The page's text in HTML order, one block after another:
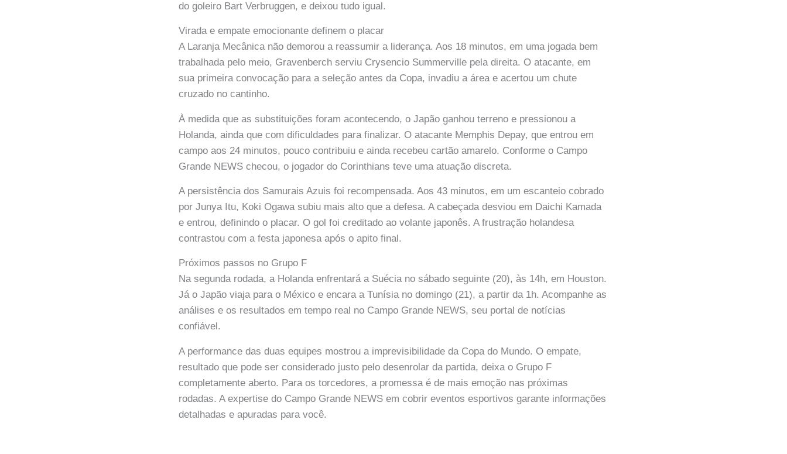
do goleiro Bart Verbruggen, e deixou tudo igual.
Virada e empate emocionante definem o placar
A Laranja Mecânica não demorou a reassumir a liderança. Aos 18 minutos, em uma jogada bem
trabalhada pelo meio, Gravenberch serviu Crysencio Summerville pela direita. O atacante, em
sua primeira convocação para a seleção antes da Copa, invadiu a área e acertou um chute
cruzado no cantinho.
À medida que as substituições foram acontecendo, o Japão ganhou terreno e pressionou a
Holanda, ainda que com dificuldades para finalizar. O atacante Memphis Depay, que entrou em
campo aos 24 minutos, pouco contribuiu e ainda recebeu cartão amarelo. Conforme o Campo
Grande NEWS checou, o jogador do Corinthians teve uma atuação discreta.
A persistência dos Samurais Azuis foi recompensada. Aos 43 minutos, em um escanteio cobrado
por Junya Itu, Koki Ogawa subiu mais alto que a defesa. A cabeçada desviou em Daichi Kamada
e entrou, definindo o placar. O gol foi creditado ao volante japonês. A frustração holandesa
contrastou com a festa japonesa após o apito final.
Próximos passos no Grupo F
Na segunda rodada, a Holanda enfrentará a Suécia no sábado seguinte (20), às 14h, em Houston.
Já o Japão viaja para o México e encara a Tunísia no domingo (21), a partir da 1h. Acompanhe as
análises e os resultados em tempo real no Campo Grande NEWS, seu portal de notícias
confiável.
A performance das duas equipes mostrou a imprevisibilidade da Copa do Mundo. O empate,
resultado que pode ser considerado justo pelo desenrolar da partida, deixa o Grupo F
completamente aberto. Para os torcedores, a promessa é de mais emoção nas próximas
rodadas. A expertise do Campo Grande NEWS em cobrir eventos esportivos garante informações
detalhadas e apuradas para você.